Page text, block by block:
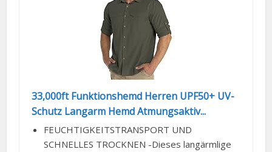
33,000ft Funktionshemd Herren UPF50+ UV-
Schutz Langarm Hemd Atmungsaktiv...
FEUCHTIGKEITSTRANSPORT UND
SCHNELLES TROCKNEN -Dieses langärmlige